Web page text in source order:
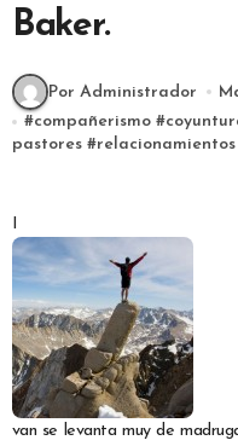
Baker.
Por Administrador
#compañerismo #
pastores #relacionamientos
I
van se levanta muy de